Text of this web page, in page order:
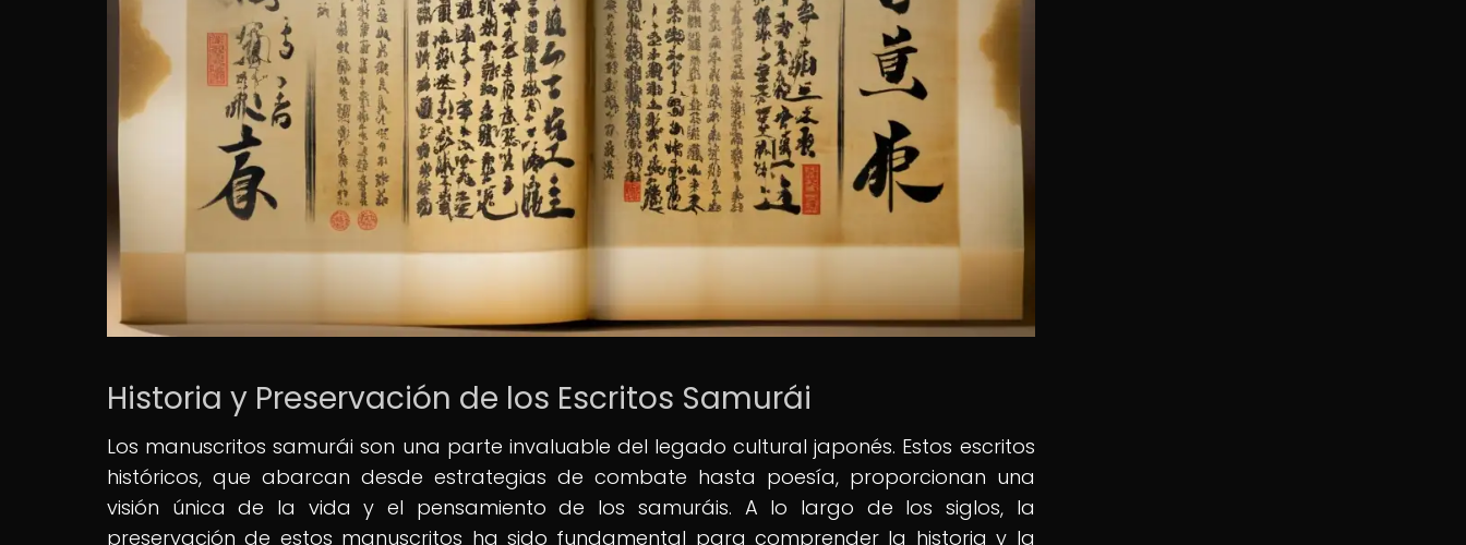
Historia y Preservación de los Escritos Samurái
Los manuscritos samurái son una parte invaluable del legado cultural japonés. Estos escritos
históricos, que abarcan desde estrategias de combate hasta poesía, proporcionan una
visión única de la vida y el pensamiento de los samuráis. A lo largo de los siglos, la
preservación de estos manuscritos ha sido fundamental para comprender la historia y la